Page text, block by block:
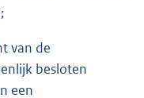
van de
besloten
een